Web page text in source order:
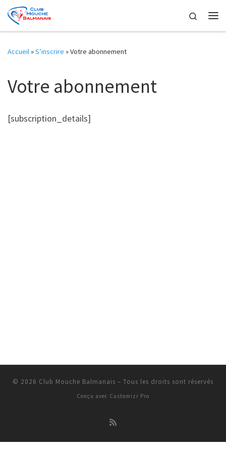
Skip to content
Search
Accueil»S’inscrire »Votre abonnement
Votre abonnement
[subscription_details]
© 2026 Club Mouche Balmanais – Tous les droits sont réservés
Conçu avec Customizr Pro